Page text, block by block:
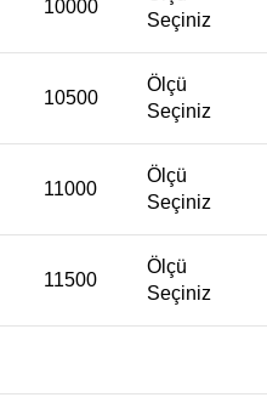
10000
Seçiniz
10500
Ölçü
Seçiniz
11000
Ölçü
Seçiniz
11500
Ölçü
Seçiniz